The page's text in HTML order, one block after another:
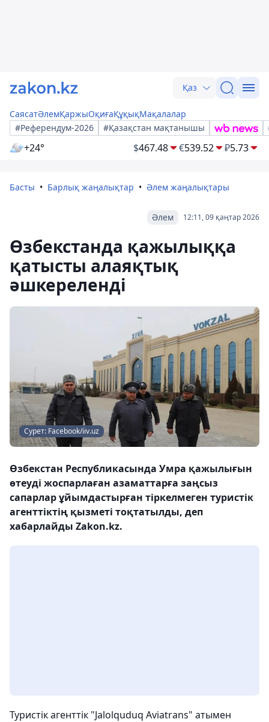
Қаз
СаясатӘлемҚаржыОқиғаҚұқықМақалалар
#Референдум-2026
#Қазақстан мақтанышы
+24° $467.48 €539.52 ₽5.73
Басты Барлық жаңалықтар Әлем жаңалықтары
12:11, 09 қаңтар 2026
Әлем
Өзбекстанда қажылыққа
қатысты алаяқтық
әшкереленді
Сурет: Facebook/iiv.uz
Өзбекстан Республикасында Умра қажылығын
өтеуді жоспарлаған азаматтарға заңсыз
сапарлар ұйымдастырған тіркелмеген туристік
агенттіктің қызметі тоқтатылды, деп
хабарлайды Zakon.kz.
Туристік агенттік "Jalolquduq Aviatrans" атымен